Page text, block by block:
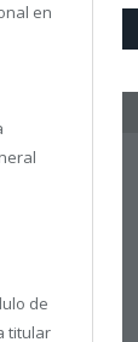
en
de
titular